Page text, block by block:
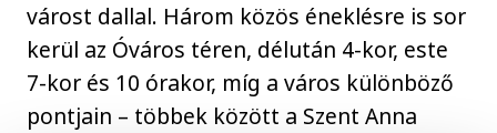
várost dallal. Három közös éneklésre is sor
kerül az Óváros téren, délután 4-kor, este
7-kor és 10 órakor, míg a város különböző
pontjain – többek között a Szent Anna